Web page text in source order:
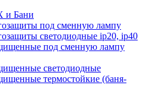
и Бани
под сменную лампу
светодиодные ip20, ip40
под сменную лампу
светодиодные
термостойкие (баня-